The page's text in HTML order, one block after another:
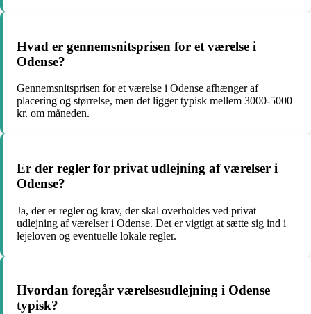
Hvad er gennemsnitsprisen for et værelse i
Odense?
Gennemsnitsprisen for et værelse i Odense afhænger af
placering og størrelse, men det ligger typisk mellem 3000-5000
kr. om måneden.
Er der regler for privat udlejning af værelser i
Odense?
Ja, der er regler og krav, der skal overholdes ved privat
udlejning af værelser i Odense. Det er vigtigt at sætte sig ind i
lejeloven og eventuelle lokale regler.
Hvordan foregår værelsesudlejning i Odense
typisk?